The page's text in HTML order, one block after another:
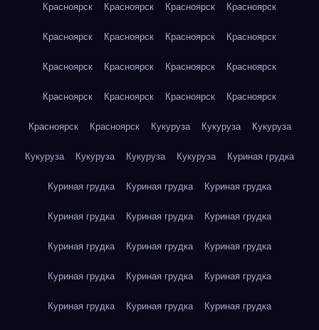
Красноярск Красноярск Красноярск Красноярск
Красноярск Красноярск Красноярск Красноярск
Красноярск Красноярск Красноярск Красноярск
Красноярск Красноярск Красноярск Красноярск
Красноярск Красноярск Кукуруза Кукуруза Кукуруза
Кукуруза Кукуруза Кукуруза Кукуруза Куриная грудка
Куриная грудка Куриная грудка Куриная грудка
Куриная грудка Куриная грудка Куриная грудка
Куриная грудка Куриная грудка Куриная грудка
Куриная грудка Куриная грудка Куриная грудка
Куриная грудка Куриная грудка Куриная грудка